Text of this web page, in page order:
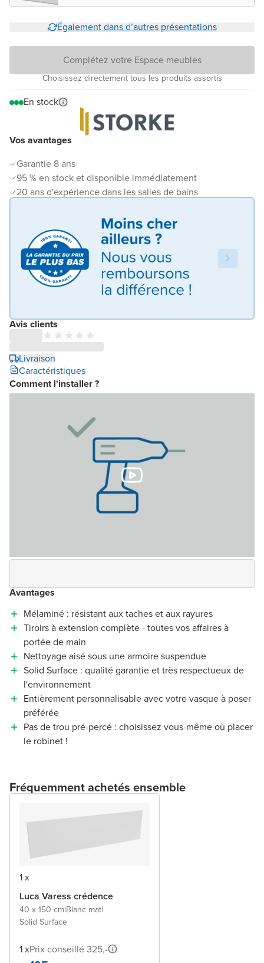
Vos avantages
Garantie 8 ans
95 % en stock et disponible immédiatement
20 ans d'expérience dans les salles de bains
Avis clients
Livraison
Caractéristiques
Comment l'installer ?
Également dans d’autres présentations
Complétez votre Espace meubles
Choisissez directement tous les produits assortis
En stock
Avantages
Mélaminé : résistant aux taches et aux rayures
Tiroirs à extension complète - toutes vos affaires à
portée de main
Nettoyage aisé sous une armoire suspendue
Solid Surface : qualité garantie et très respectueux de
l'environnement
Entièrement personnalisable avec votre vasque à poser
préférée
Pas de trou pré-percé : choisissez vous-même où placer
le robinet !
Fréquemment achetés ensemble
1 x
Luca Varess crédence
40 x 150 cm|Blanc mat|
Solid Surface
1 xPrix conseillé 325,-